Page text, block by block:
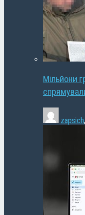
Мільйони
zapsich,